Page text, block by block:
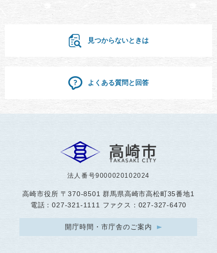
見つからないときは
よくある質問と回答
法人番号9000020102024
高崎市役所 〒370-8501 群馬県高崎市高松町35番地1
電話：027-321-1111 ファクス：027-327-6470
開庁時間・市庁舎のご案内